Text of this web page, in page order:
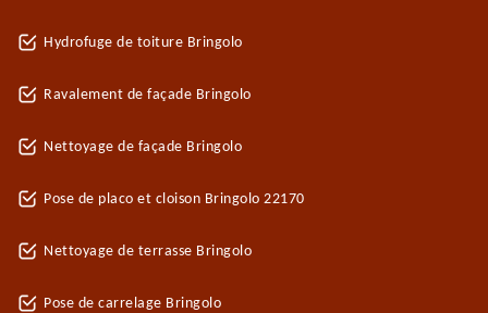
Hydrofuge de toiture Bringolo
Ravalement de façade Bringolo
Nettoyage de façade Bringolo
Pose de placo et cloison Bringolo 22170
Nettoyage de terrasse Bringolo
Pose de carrelage Bringolo